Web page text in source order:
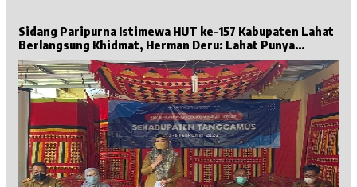
Sidang Paripurna Istimewa HUT ke-157 Kabupaten Lahat
Berlangsung Khidmat, Herman Deru: Lahat Punya
Sejarah Besar untuk Sumsel